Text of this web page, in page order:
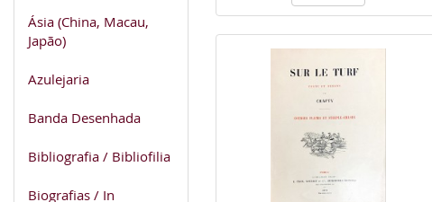
Ásia (China, Macau,
Japão)
Azulejaria
Banda Desenhada
Bibliografia / Bibliofilia
Biografias / In